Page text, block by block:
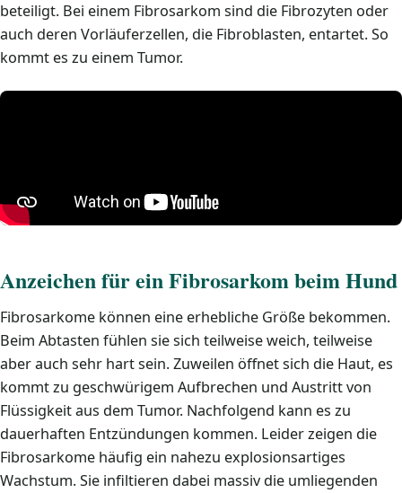
beteiligt. Bei einem Fibrosarkom sind die Fibrozyten oder
auch deren Vorläuferzellen, die Fibroblasten, entartet. So
kommt es zu einem Tumor.
Anzeichen für ein Fibrosarkom beim Hund
Fibrosarkome können eine erhebliche Größe bekommen.
Beim Abtasten fühlen sie sich teilweise weich, teilweise
aber auch sehr hart sein. Zuweilen öffnet sich die Haut, es
kommt zu geschwürigem Aufbrechen und Austritt von
Flüssigkeit aus dem Tumor. Nachfolgend kann es zu
dauerhaften Entzündungen kommen. Leider zeigen die
Fibrosarkome häufig ein nahezu explosionsartiges
Wachstum. Sie infiltieren dabei massiv die umliegenden